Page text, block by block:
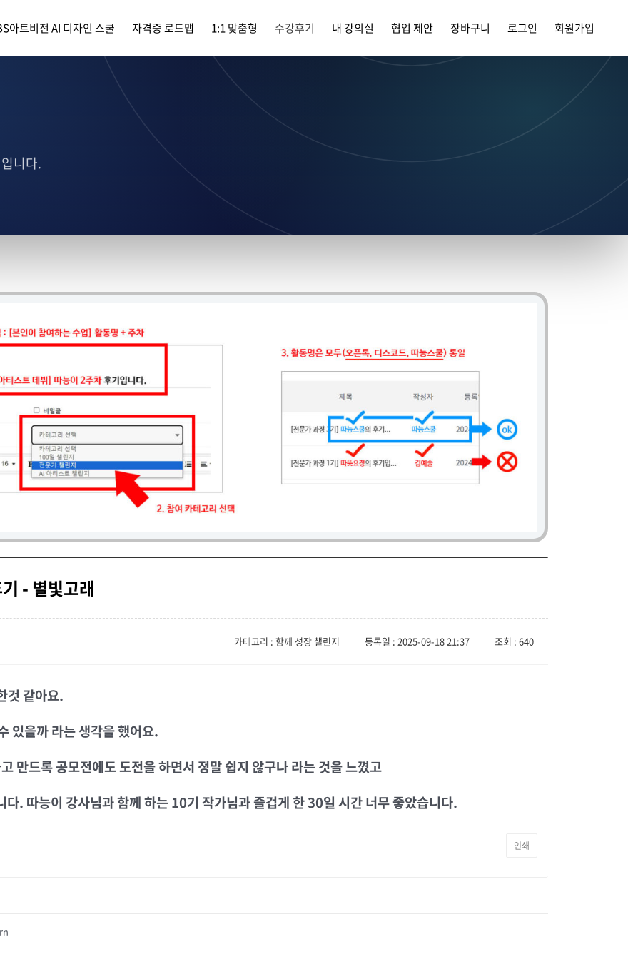
아트비전 AI 디자인 스쿨 자격증 로드맵 1:1 맞춤형 수강후기 내 강의실 협업 제안 장바구니 로그인 회원가입
니다.
- 별빛고래
조회 : 640
등록일 : 2025-09-18 21:37
카테고리 : 함께 성장 챌린지
것 같아요.
있을까 라는 생각을 했어요.
만드록 공모전에도 도전을 하면서 정말 쉽지 않구나 라는 것을 느꼈고
. 따능이 강사님과 함께 하는 10기 작가님과 즐겁게 한 30일 시간 너무 좋았습니다.
인쇄